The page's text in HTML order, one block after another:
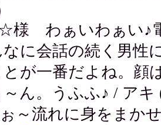
様 わぁいわぁい♪
に会話の続く男性
とが一番だよね。顔
ん。うふふ♪ / アキ
～流れに身をまか